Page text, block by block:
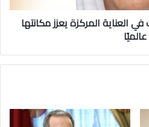
العناية المركزة يعزز مكانتها
عالميًا